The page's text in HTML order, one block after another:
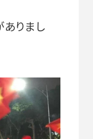
ありまし